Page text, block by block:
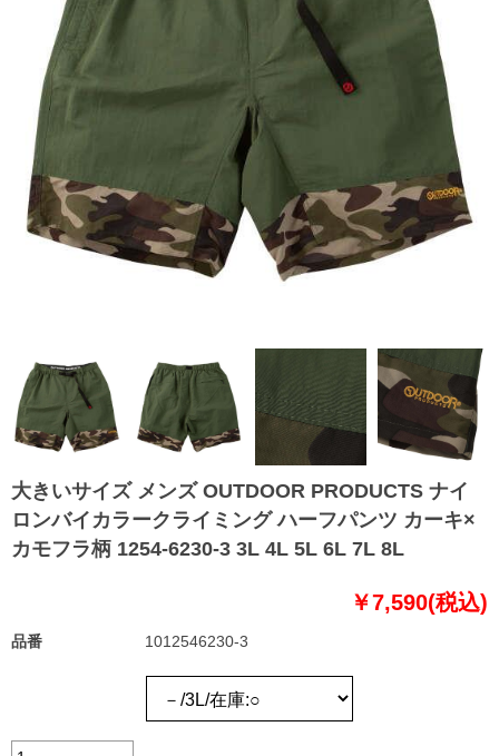
大きいサイズ メンズ OUTDOOR PRODUCTS ナイ
ロンバイカラークライミング ハーフパンツ カーキ×
カモフラ柄 1254-6230-3 3L 4L 5L 6L 7L 8L
￥7,590(税込)
品番 1012546230-3